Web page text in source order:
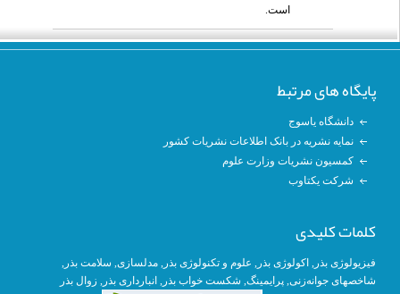
است.
پایگاه های مرتبط
دانشگاه یاسوج
نمایه نشریه در بانک اطلاعات نشریات کشور
کمسیون نشریات وزارت علوم
شرکت یکتاوب
کلمات کلیدی
فیزیولوژی بذر,اکولوژی بذر,علوم و تکنولوژی بذر,مدلسازی, سلامت بذر,
شاخصهای جوانه‌زنی,پرایمینگ, شکست خواب بذر,انبارداری بذر,زوال بذر